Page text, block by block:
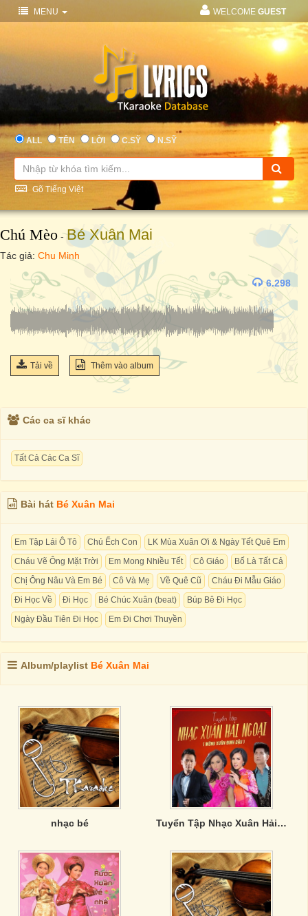
MENU WELCOME GUEST
ALL TÊN LỜI C.SỸ N.SỸ
Gõ Tiếng Việt
Chú Mèo -Bé Xuân Mai
Tác giả: Chu Minh
6.298
Tải về Thêm vào album
Các ca sĩ khác
Tất Cả Các Ca Sĩ
Bài hát Bé Xuân Mai
Em Tập Lái Ô Tô Chú Ếch Con
LK Mùa Xuân Ơi & Ngày Tết Quê Em
Cháu Vẽ Ông Mặt Trời
Em Mong Nhiều Tết Cô Giáo
Bố Là Tất Cả
Chị Ông Nâu Và Em Bé
Cô Và Mẹ Về Quê Cũ
Cháu Đi Mẫu Giáo
Đi Học Về
Đi Học Bé Chúc Xuân (beat)
Búp Bê Đi Học
Ngày Đầu Tiên Đi Học
Em Đi Chơi Thuyền
Album/playlist Bé Xuân Mai
nhạc bé Tuyển Tập Nhạc Xuân Hải Ngoại: Mừng Xuân Đinh Dậu